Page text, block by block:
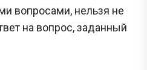
вопросами, нельзя не
на вопрос, заданный